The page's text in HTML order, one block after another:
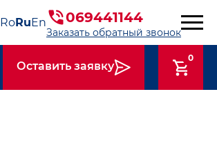
RoRuEn 069441144
Заказать обратный звонок
Оставить заявку
0